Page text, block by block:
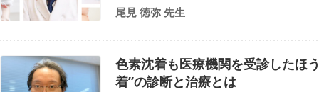
尾見 徳弥 先生
色素沈着も医療機関を受診したほ
着”の診断と治療とは